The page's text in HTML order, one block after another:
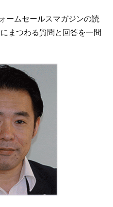
ームセールスマガジンの読
まつわる質問と回答を一問